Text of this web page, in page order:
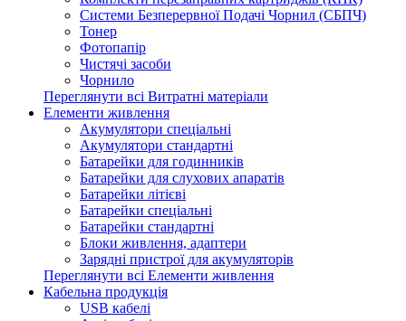
Системи Безперервної Подачі Чорнил (СБПЧ)
Тонер
Фотопапір
Чистячі засоби
Чорнило
Переглянути всі Витратні матеріали
Елементи живлення
Акумулятори спеціальні
Акумулятори стандартні
Батарейки для годинників
Батарейки для слухових апаратів
Батарейки літієві
Батарейки спеціальні
Батарейки стандартні
Блоки живлення, адаптери
Зарядні пристрої для акумуляторів
Переглянути всі Елементи живлення
Кабельна продукція
USB кабелі